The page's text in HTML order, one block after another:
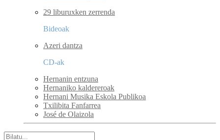
29 liburuxken zerrenda
Bideoak
Azeri dantza
CD-ak
Hernanin entzuna
Hernaniko kaldereroak
Hernani Musika Eskola Publikoa
Txilibita Fanfarrea
José de Olaizola